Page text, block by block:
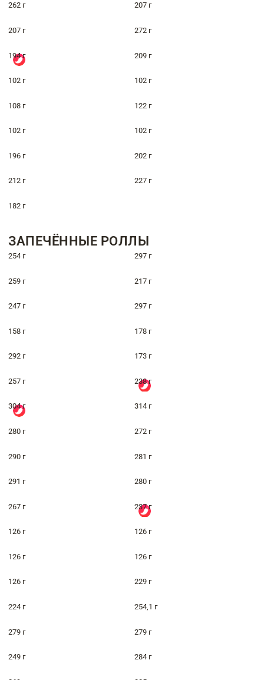
262 г 207 г
207 г 272 г
194 г 209 г
102 г 102 г
108 г 122 г
102 г 102 г
196 г 202 г
212 г 227 г
182 г
ЗАПЕЧЁННЫЕ РОЛЛЫ
254 г 297 г
259 г 217 г
247 г 297 г
158 г 178 г
292 г 173 г
257 г 238 г
304 г 314 г
280 г 272 г
290 г 281 г
291 г 280 г
267 г 237 г
126 г 126 г
126 г 126 г
126 г 229 г
224 г 254,1 г
279 г 279 г
249 г 284 г